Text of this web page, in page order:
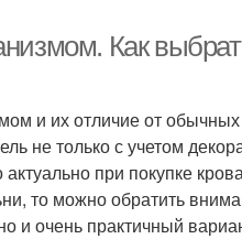
Как
и их отличие от обычных
не только с учетом
при покупке
то можно обратить
и очень практичный